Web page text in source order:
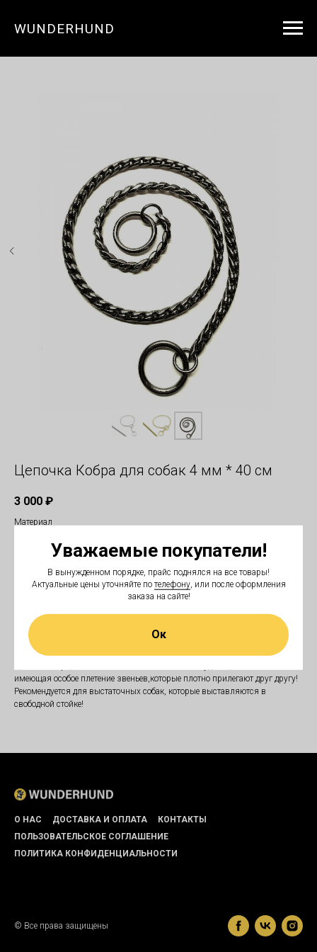
WUNDERHUND
Уважаемые покупатели!
В вынужденном порядке, прайс поднялся на все товары!
Актуальные цены уточняйте по телефону, или после оформления
заказа на сайте!
Ок
Цепочка Кобра для собак 4 мм * 40 см
3 000 ₽
Материал
В корзину
Размер: 4 мм * 40 см
имеющая особое плетение звеньев,которые плотно прилегают друг другу!
Рекомендуется для выстаточных собак, которые выставляются в
свободной стойке!
О НАС ДОСТАВКА И ОПЛАТА
КОНТАКТЫ
ПОЛЬЗОВАТЕЛЬСКОЕ СОГЛАШЕНИЕ
ПОЛИТИКА КОНФИДЕНЦИАЛЬНОСТИ
© Все права защищены